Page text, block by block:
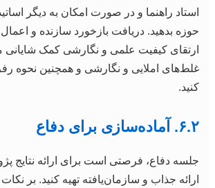
استاد راهنما و در صورت امکان به دیگر
حوزه بدهید. دریافت بازخورد سازنده و
ارتقای کیفیت علمی و نگارشی کمک شایانی
غلط‌های املایی و نگارشی و همچنین نحوه
کنید.
۶.۲. آماده‌سازی برای دفاع
جلسه دفاع، فرصتی است برای ارائه نتایج
ارائه جذاب و سازمان‌یافته تهیه کنید. بر